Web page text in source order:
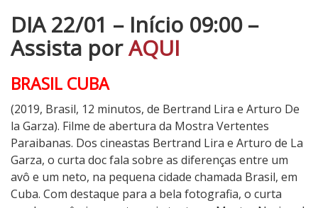
DIA 22/01 – Início 09:00 –
Assista porAQUI
BRASIL CUBA
(2019, Brasil, 12 minutos, de Bertrand Lira e Arturo De
la Garza). Filme de abertura da Mostra Vertentes
Paraibanas. Dos cineastas Bertrand Lira e Arturo de La
Garza, o curta doc fala sobre as diferenças entre um
avô e um neto, na pequena cidade chamada Brasil, em
Cuba. Com destaque para a bela fotografia, o curta